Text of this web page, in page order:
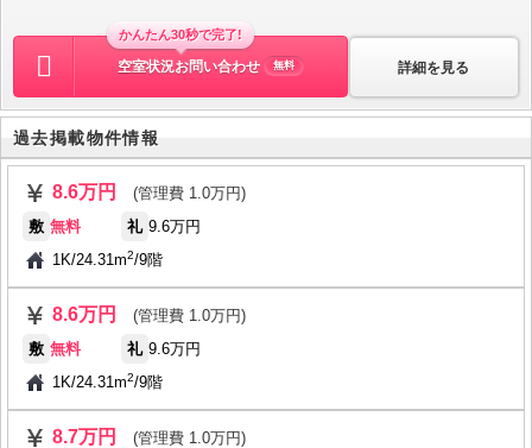
詳細を見る
かんたん30秒で完了!
空室状況お問い合わせ 無料
過去掲載物件情報
8.6万円
(管理費 1.0万円)
敷 無料 礼 9.6万円
1K/24.31m2/9階
8.6万円
(管理費 1.0万円)
敷 無料 礼 9.6万円
1K/24.31m2/9階
8.7万円
(管理費 1.0万円)